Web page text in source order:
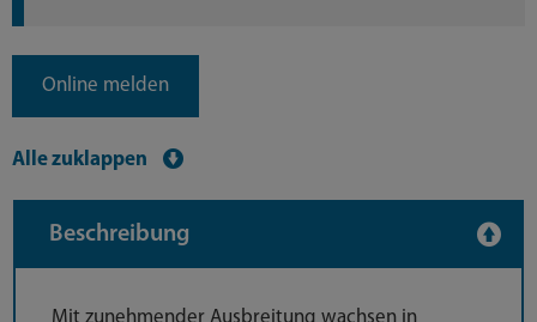
Online melden
Alle zuklappen
Beschreibung